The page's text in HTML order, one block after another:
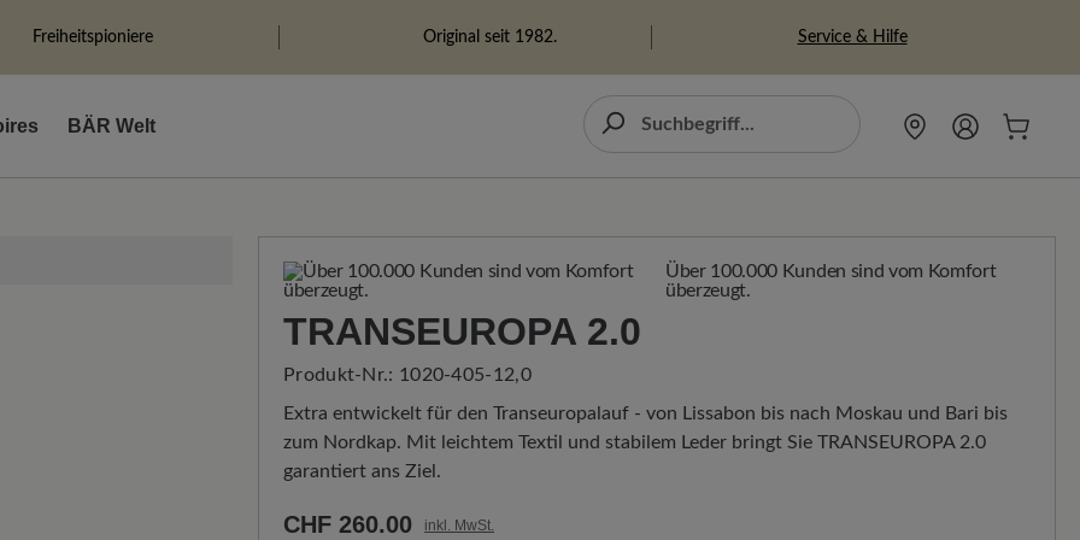
Freiheitspioniere Original seit 1982. Service & Hilfe
BÄR Welt
Über 100.000 Kunden sind vom Komfort
überzeugt.
TRANSEUROPA 2.0
Produkt-Nr.: 1020-405-12,0
Extra entwickelt für den Transeuropalauf - von Lissabon bis nach Moskau und Bari bis
zum Nordkap. Mit leichtem Textil und stabilem Leder bringt Sie TRANSEUROPA 2.0
garantiert ans Ziel.
CHF 260.00 inkl. MwSt.